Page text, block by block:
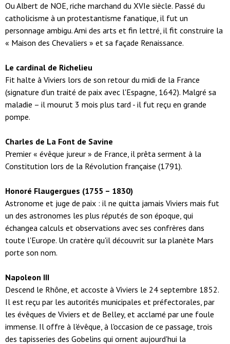
Ou Albert de NOE, riche marchand du XVIe siècle. Passé du
catholicisme à un protestantisme fanatique, il fut un
personnage ambigu. Ami des arts et fin lettré, il fit construire la
« Maison des Chevaliers » et sa façade Renaissance.
Le cardinal de Richelieu
Fit halte à Viviers lors de son retour du midi de la France
(signature d'un traité de paix avec l'Espagne, 1642). Malgré sa
maladie – il mourut 3 mois plus tard - il fut reçu en grande
pompe.
Charles de La Font de Savine
Premier « évêque jureur » de France, il prêta serment à la
Constitution lors de la Révolution française (1791).
Honoré Flaugergues (1755 – 1830)
Astronome et juge de paix : il ne quitta jamais Viviers mais fut
un des astronomes les plus réputés de son époque, qui
échangea calculs et observations avec ses confrères dans
toute l'Europe. Un cratère qu'il découvrit sur la planète Mars
porte son nom.
Napoleon III
Descend le Rhône, et accoste à Viviers le 24 septembre 1852.
Il est reçu par les autorités municipales et préfectorales, par
les évêques de Viviers et de Belley, et acclamé par une foule
immense. Il offre à l'évêque, à l'occasion de ce passage, trois
des tapisseries des Gobelins qui ornent aujourd'hui la